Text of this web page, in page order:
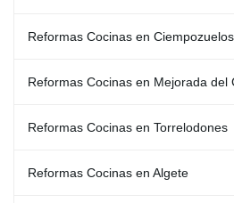
Reformas Cocinas en Ciempozuelos
Reformas Cocinas en Mejorada del
Reformas Cocinas en Torrelodones
Reformas Cocinas en Algete